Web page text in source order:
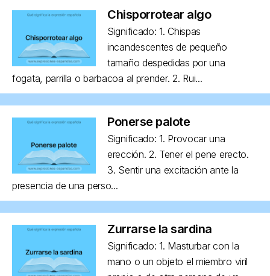
Chisporrotear algo
Significado: 1. Chispas
incandescentes de pequeño
tamaño despedidas por una
fogata, parrilla o barbacoa al prender. 2. Rui...
Ponerse palote
Significado: 1. Provocar una
erección. 2. Tener el pene erecto.
3. Sentir una excitación ante la
presencia de una perso...
Zurrarse la sardina
Significado: 1. Masturbar con la
mano o un objeto el miembro viril